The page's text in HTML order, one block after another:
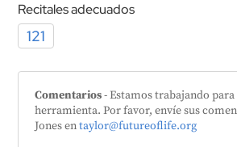
Recitales adecuados
121
Comentarios- Estamos trabajando
herramienta. Por favor, envíe sus
Jones entaylor@futureoflife.org